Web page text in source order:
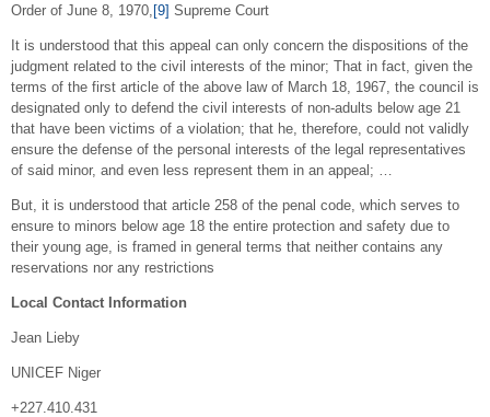
Order of June 8, 1970, [9] Supreme Court
It is understood that this appeal can only concern the dispositions of the
judgment related to the civil interests of the minor; That in fact, given the
terms of the first article of the above law of March 18, 1967, the council is
designated only to defend the civil interests of non-adults below age 21
that have been victims of a violation; that he, therefore, could not validly
ensure the defense of the personal interests of the legal representatives
of said minor, and even less represent them in an appeal; …
But, it is understood that article 258 of the penal code, which serves to
ensure to minors below age 18 the entire protection and safety due to
their young age, is framed in general terms that neither contains any
reservations nor any restrictions
Local Contact Information
Jean Lieby
UNICEF Niger
+227.410.431